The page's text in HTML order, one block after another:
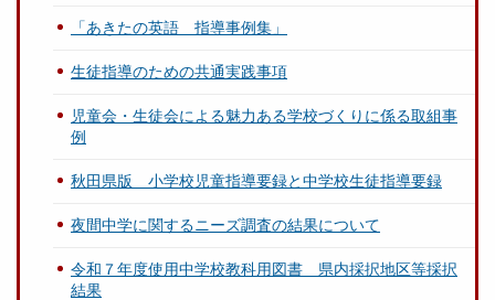
「あきたの英語 指導事例集」
生徒指導のための共通実践事項
児童会・生徒会による魅力ある学校づくりに係る取組事
例
秋田県版 小学校児童指導要録と中学校生徒指導要録
夜間中学に関するニーズ調査の結果について
令和７年度使用中学校教科用図書 県内採択地区等採択
結果